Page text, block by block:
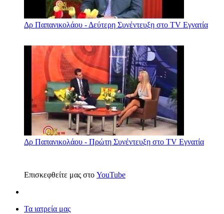
Δρ Παπανικολάου - Δεύτερη Συνέντευξη στο TV Εγνατία
Δρ Παπανικολάου - Πρώτη Συνέντευξη στο TV Εγνατία
Επισκεφθείτε μας στο YouTube
Τα ιατρεία μας